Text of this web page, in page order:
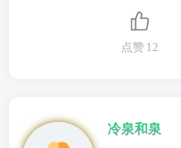
点赞 12
冷泉和泉